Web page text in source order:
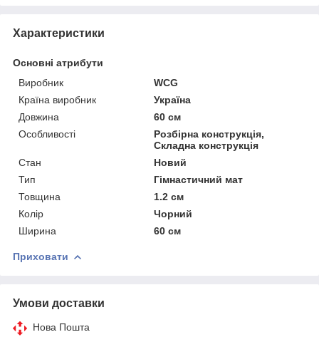
Характеристики
Основні атрибути
Виробник
WCG
Країна виробник
Україна
Довжина
60 см
Особливості
Розбірна конструкція,
Складна конструкція
Стан
Новий
Тип
Гімнастичний мат
Товщина
1.2 см
Колір
Чорний
Ширина
60 см
Приховати
Умови доставки
Нова Пошта